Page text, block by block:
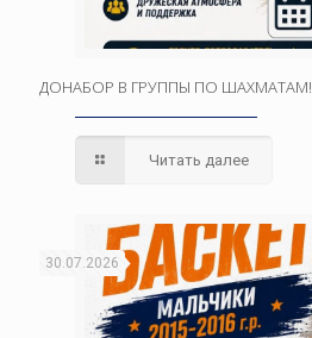
ДОНАБОР В ГРУППЫ ПО ШАХМАТАМ!
Читать далее
30.07.2026